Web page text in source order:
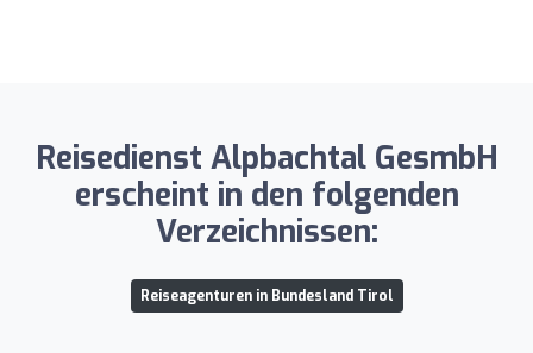
Reisedienst Alpbachtal GesmbH
erscheint in den folgenden
Verzeichnissen:
Reiseagenturen in Bundesland Tirol